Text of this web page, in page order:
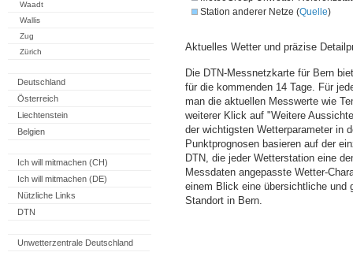
Waadt
Wallis
Zug
Zürich
Deutschland
Österreich
Liechtenstein
Belgien
Ich will mitmachen (CH)
Ich will mitmachen (DE)
Nützliche Links
DTN
Unwetterzentrale Deutschland
Station anderer Netze (Quelle)
Aktuelles Wetter und präzise
Die DTN-Messnetzkarte für Bern
für die kommenden 14 Tage. Für
man die aktuellen Messwerte wie
weiterer Klick auf "Weitere
der wichtigsten Wetterparameter in
Punktprognosen basieren auf der
DTN, die jeder Wetterstation eine
Messdaten angepasste Wetter-
einem Blick eine übersichtliche und
Standort in Bern.